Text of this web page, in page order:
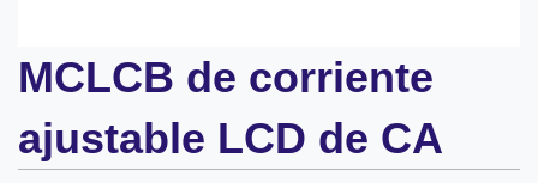
MCLCB de corriente
ajustable LCD de CA